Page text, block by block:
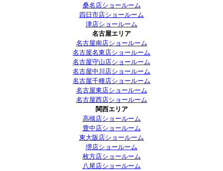
桑名店ショールーム
四日市店ショールーム
津店ショールーム
名古屋エリア
名古屋南店ショールーム
名古屋名東店ショールーム
名古屋守山店ショールーム
名古屋中川店ショールーム
名古屋千種店ショールーム
名古屋東店ショールーム
名古屋西店ショールーム
関西エリア
高槻店ショールーム
豊中店ショールーム
東大阪店ショールーム
堺店ショールーム
枚方店ショールーム
八尾店ショールーム